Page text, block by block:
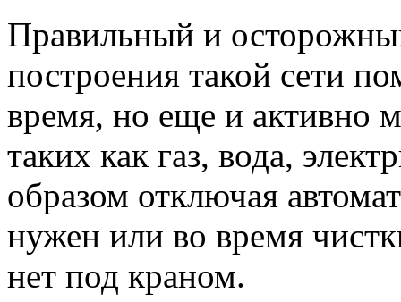
Правильный и
построения такой сети
время, но еще и активно
таких как газ, вода,
образом отключая
нужен или во время
нет под краном.